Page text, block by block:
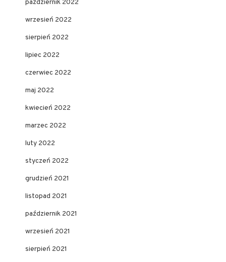
październik 2022
wrzesień 2022
sierpień 2022
lipiec 2022
czerwiec 2022
maj 2022
kwiecień 2022
marzec 2022
luty 2022
styczeń 2022
grudzień 2021
listopad 2021
październik 2021
wrzesień 2021
sierpień 2021